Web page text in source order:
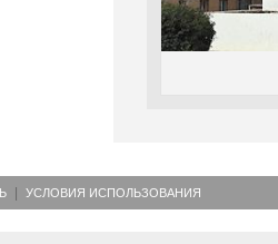
УСЛОВИЯ ИСПОЛЬЗОВАНИЯ